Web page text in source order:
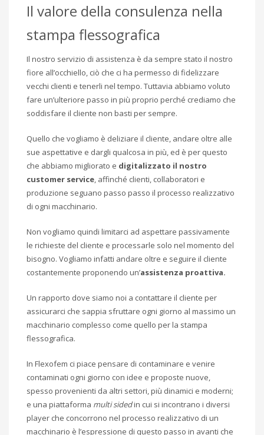
Il valore della consulenza nella
stampa flessografica
Il nostro servizio di assistenza è da sempre stato il nostro
fiore all’occhiello, ciò che ci ha permesso di fidelizzare
vecchi clienti e tenerli nel tempo. Tuttavia abbiamo voluto
fare un’ulteriore passo in più proprio perché crediamo che
soddisfare il cliente non basti per sempre.
Quello che vogliamo è deliziare il cliente, andare oltre alle
sue aspettative e dargli qualcosa in più, ed è per questo
che abbiamo migliorato e digitalizzato il nostro
customer service, affinché clienti, collaboratori e
produzione seguano passo passo il processo realizzativo
di ogni macchinario.
Non vogliamo quindi limitarci ad aspettare passivamente
le richieste del cliente e processarle solo nel momento del
bisogno. Vogliamo infatti andare oltre e seguire il cliente
costantemente proponendo un’assistenza proattiva.
Un rapporto dove siamo noi a contattare il cliente per
assicurarci che sappia sfruttare ogni giorno al massimo un
macchinario complesso come quello per la stampa
flessografica.
In Flexofem ci piace pensare di contaminare e venire
contaminati ogni giorno con idee e proposte nuove,
spesso provenienti da altri settori, più dinamici e moderni;
e una piattaforma multi sidedin cui si incontrano i diversi
player che concorrono nel processo realizzativo di un
macchinario è l’espressione di questo passo in avanti che